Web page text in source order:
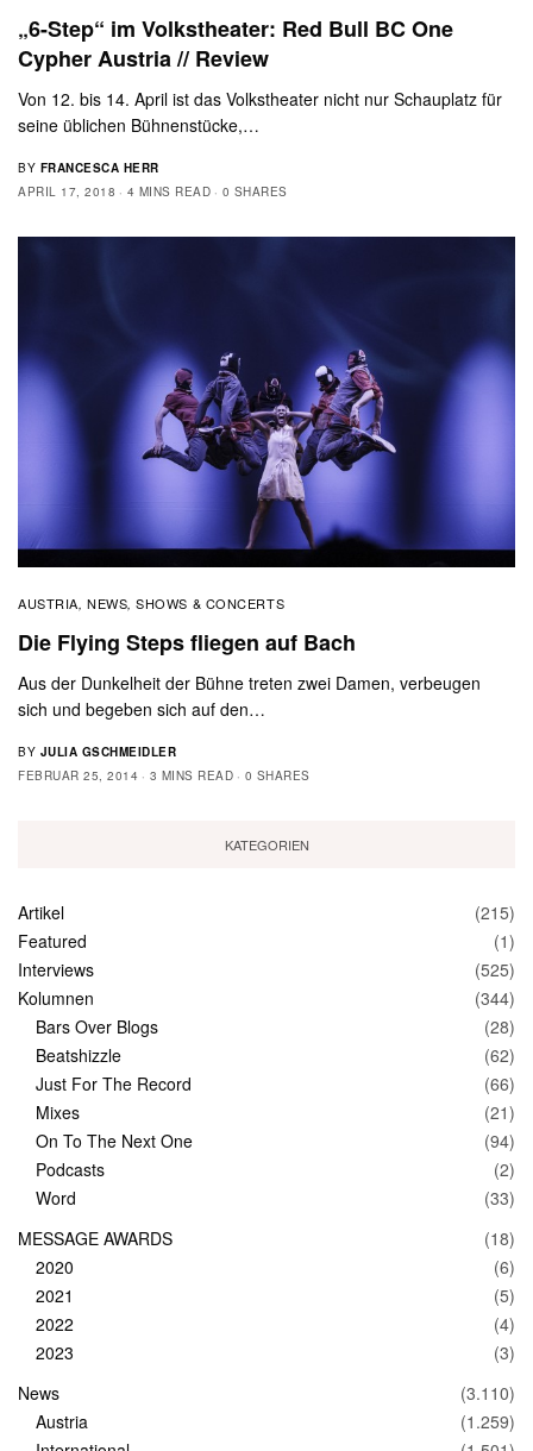
„6-Step“ im Volkstheater: Red Bull BC One
Cypher Austria // Review
Von 12. bis 14. April ist das Volkstheater nicht nur Schauplatz für
seine üblichen Bühnenstücke,…
BY FRANCESCA HERR
APRIL 17, 2018
4 MINS READ 0 SHARES
AUSTRIA, NEWS,SHOWS & CONCERTS
Die Flying Steps fliegen auf Bach
Aus der Dunkelheit der Bühne treten zwei Damen, verbeugen
sich und begeben sich auf den…
BY JULIA GSCHMEIDLER
FEBRUAR 25, 2014
3 MINS READ 0 SHARES
KATEGORIEN
Artikel
(215)
Featured
(1)
Interviews
(525)
Kolumnen
(344)
Bars Over Blogs
(28)
Beatshizzle
(62)
Just For The Record
(66)
Mixes
(21)
On To The Next One
(94)
Podcasts
(2)
Word
(33)
MESSAGE AWARDS
(18)
2020
(6)
2021
(5)
2022
(4)
2023
(3)
News
(3.110)
Austria
(1.259)